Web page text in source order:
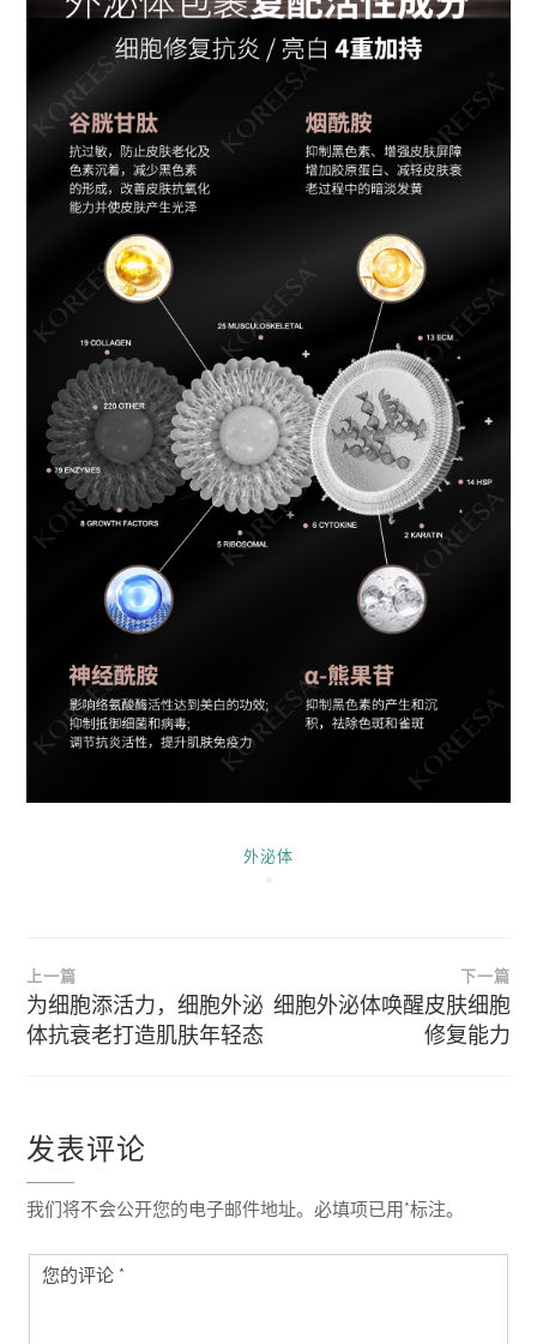
外泌体
文
章
上一篇
为细胞添活力，细胞外泌
体抗衰老打造肌肤年轻态
下一篇
细胞外泌体唤醒皮肤细胞
修复能力
发表评论
我们将不会公开您的电子邮件地址。必填项已用*标注。